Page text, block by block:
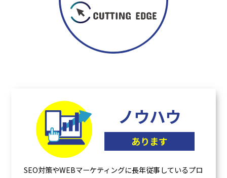
ノウハウ
あります
SEO対策やWEBマーケティングに長年従事しているプロ